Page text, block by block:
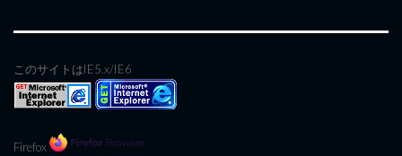
このサイトはIE5.x/IE6
Firefox